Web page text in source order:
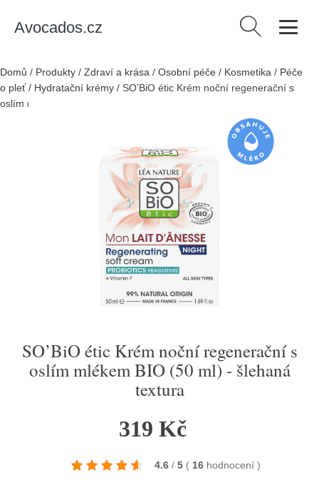
Avocados.cz Vyhledávání
Domů / Produkty / Zdraví a krása / Osobní péče / Kosmetika / Péče
o pleť/ Hydratační krémy / SO’BiO étic Krém noční regenerační s
oslím mlékem BIO (50 ml) - šlehaná textura
SO’BiO étic Krém noční regenerační s
oslím mlékem BIO (50 ml) - šlehaná
textura
319 Kč
4.6 / 5 ( 16 hodnocení )